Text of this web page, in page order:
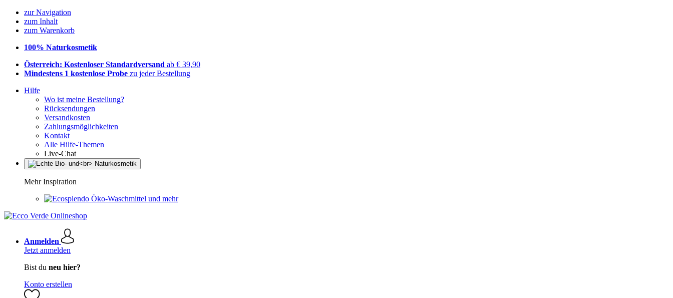
zur Navigation
zum Inhalt
zum Warenkorb
100% Naturkosmetik
Österreich: Kostenloser Standardversand ab € 39,90
Mindestens 1 kostenlose Probe zu jeder Bestellung
Hilfe
Wo ist meine Bestellung?
Rücksendungen
Versandkosten
Zahlungsmöglichkeiten
Kontakt
Alle Hilfe-Themen
Live-Chat
Mehr Inspiration
Öko-Waschmittel und mehr
Anmelden
Jetzt anmelden
Bist du neu hier?
Konto erstellen